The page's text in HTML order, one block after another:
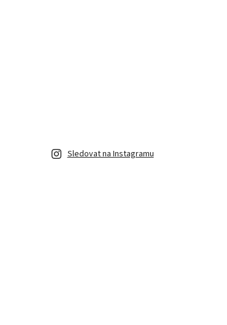
Sledovat na Instagramu